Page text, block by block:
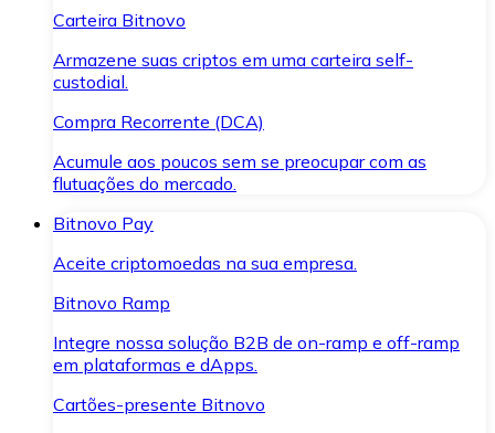
Carteira Bitnovo
Armazene suas criptos em uma carteira self-
custodial.
Compra Recorrente (DCA)
Acumule aos poucos sem se preocupar com as
flutuações do mercado.
Bitnovo Pay
Aceite criptomoedas na sua empresa.
Bitnovo Ramp
Integre nossa solução B2B de on-ramp e off-ramp
em plataformas e dApps.
Cartões-presente Bitnovo